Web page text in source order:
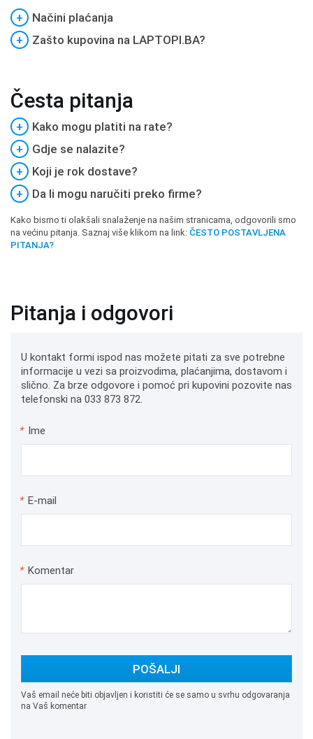
+
Načini plaćanja
+
Zašto kupovina na LAPTOPI.BA?
Česta pitanja
+
Kako mogu platiti na rate?
+
Gdje se nalazite?
+
Koji je rok dostave?
+
Da li mogu naručiti preko firme?
Kako bismo ti olakšali snalaženje na našim stranicama, odgovorili smo
na većinu pitanja. Saznaj više klikom na link: ČESTO POSTAVLJENA
PITANJA?
Pitanja i odgovori
U kontakt formi ispod nas možete pitati za sve potrebne
informacije u vezi sa proizvodima, plaćanjima, dostavom i
slično. Za brze odgovore i pomoć pri kupovini pozovite nas
telefonski na 033 873 872.
* Ime
* E-mail
* Komentar
POŠALJI
Vaš email neće biti objavljen i koristiti će se samo u svrhu odgovaranja
na Vaš komentar